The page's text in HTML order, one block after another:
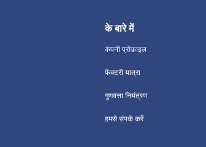
के बारे में
कंपनी प्रोफ़ाइल
फैक्टरी यात्रा
गुणवत्ता नियंत्रण
हमसे संपर्क करें